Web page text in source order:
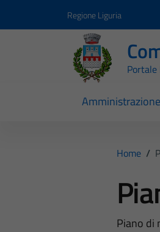
Regione Liguria
Amministrazione
Home /
Piano di